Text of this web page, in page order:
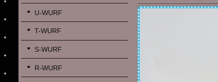
U-WURF
T-WURF
S-WURF
R-WURF